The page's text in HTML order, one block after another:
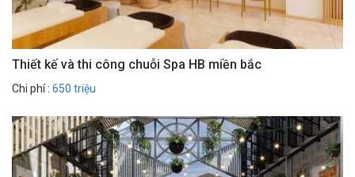
Thiết kế và thi công chuỗi Spa HB miền bắc
Chi phí : 650 triệu